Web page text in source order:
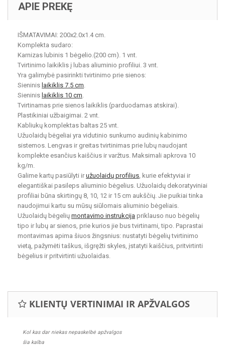
APIE PREKĘ
IŠMATAVIMAI: 200x2.0x1.4 cm.
Komplekta sudaro:
Karnizas lubinis 1 bėgelio.(200 cm). 1 vnt.
Tvirtinimo laikiklis į lubas aliuminio profiliui. 3 vnt.
Yra galimybė pasirinkti tvirtinimo prie sienos:
Sieninis laikiklis 7.5 cm.
Sieninis laikiklis 10 cm.
Tvirtinamas prie sienos laikiklis (parduodamas atskirai).
Plastikiniai užbaigimai. 2 vnt.
Kabliukų komplektas baltas 25 vnt.
Užuolaidų bėgeliai yra vidutinio sunkumo audinių kabinimo
sistemos. Lengvas ir greitas tvirtinimas prie lubų naudojant
komplekte esančius kaiščius ir varžtus. Maksimali apkrova 10
kg/m.
Galime kartų pasiūlyti ir užuolaidų profilius, kurie efektyviai ir
elegantiškai pasileps aliuminio bėgelius. Užuolaidų dekoratyviniai
profiliai būna skirtingų 8, 10, 12 ir 15 cm aukščių. Jie puikiai tinka
naudojimui kartu su mūsų siūlomais aliuminio bėgeliais.
Užuolaidų bėgelių montavimo instrukcija priklauso nuo bėgelių
tipo ir lubų ar sienos, prie kurios jie bus tvirtinami, tipo. Paprastai
montavimas apima šiuos žingsnius: nustatyti bėgelių tvirtinimo
vietą, pažymėti taškus, išgręžti skyles, įstatyti kaiščius, pritvirtinti
bėgelius ir pritvirtinti užuolaidas.
KLIENTŲ VERTINIMAI IR APŽVALGOS
Kol kas dar niekas nepaskelbė apžvalgos
šia kalba